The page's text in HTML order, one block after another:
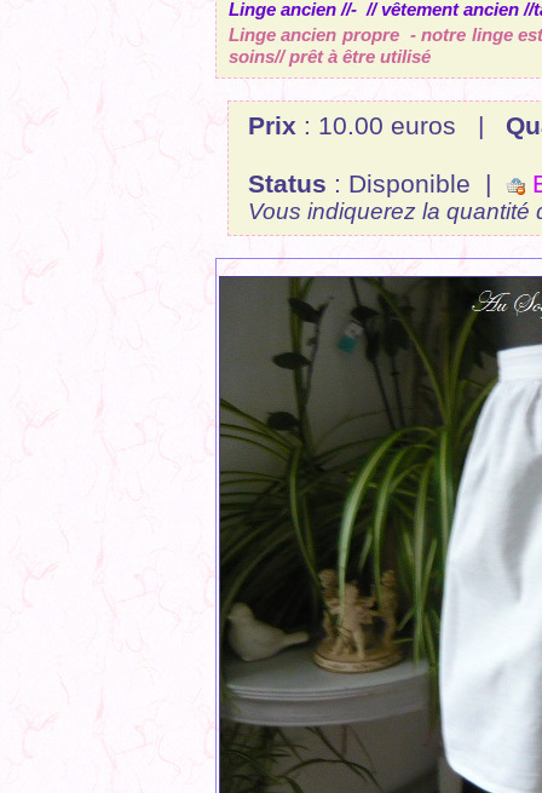
Linge ancien //- // vêtement ancien //
Linge ancien propre - notre linge
soins// prêt à être utilisé
Prix : 10.00 euros |
Status : Disponible |
Vous indiquerez la quantité